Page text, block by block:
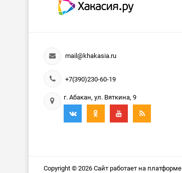
mail@khakasia.ru
+7(390)230-60-19
г. Абакан, ул. Вяткина, 9
Copyright © 2026 Сайт работает на платформе